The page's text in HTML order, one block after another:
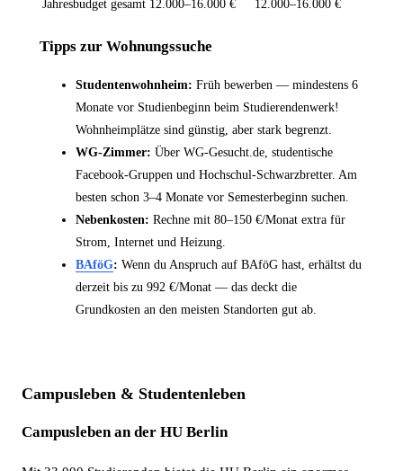
Jahresbudget gesamt 12.000–16.000 € 12.000–16.000 €
Tipps zur Wohnungssuche
Studentenwohnheim: Früh bewerben — mindestens 6
Monate vor Studienbeginn beim Studierendenwerk!
Wohnheimplätze sind günstig, aber stark begrenzt.
WG-Zimmer: Über WG-Gesucht.de, studentische
Facebook-Gruppen und Hochschul-Schwarzbretter. Am
besten schon 3–4 Monate vor Semesterbeginn suchen.
Nebenkosten: Rechne mit 80–150 €/Monat extra für
Strom, Internet und Heizung.
BAföG: Wenn du Anspruch auf BAföG hast, erhältst du
derzeit bis zu 992 €/Monat — das deckt die
Grundkosten an den meisten Standorten gut ab.
Campusleben & Studentenleben
Campusleben an der HU Berlin